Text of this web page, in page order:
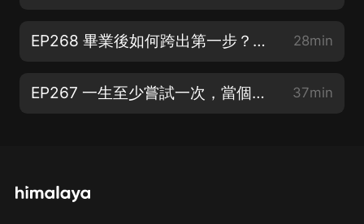
EP268 畢業後如何跨出第一步？給焦慮新鮮人的求職建議 28min
EP267 一生至少嘗試一次，當個連自己都害怕的「狠人」吧！ 37min